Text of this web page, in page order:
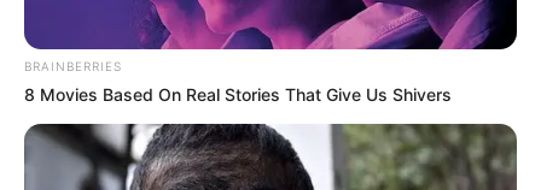
BRAINBERRIES
8 Movies Based On Real Stories That Give Us Shivers